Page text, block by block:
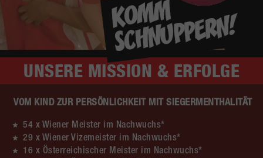
UNSERE MISSION & ERFOLGE
VOM KIND ZUR PERSÖNLICHKEIT MIT SIEGERMENTHALITÄT
54 x Wiener Meister im Nachwuchs*
29 x Wiener Vizemeister im Nachwuchs*
16 x Österreichischer Meister im Nachwuchs*